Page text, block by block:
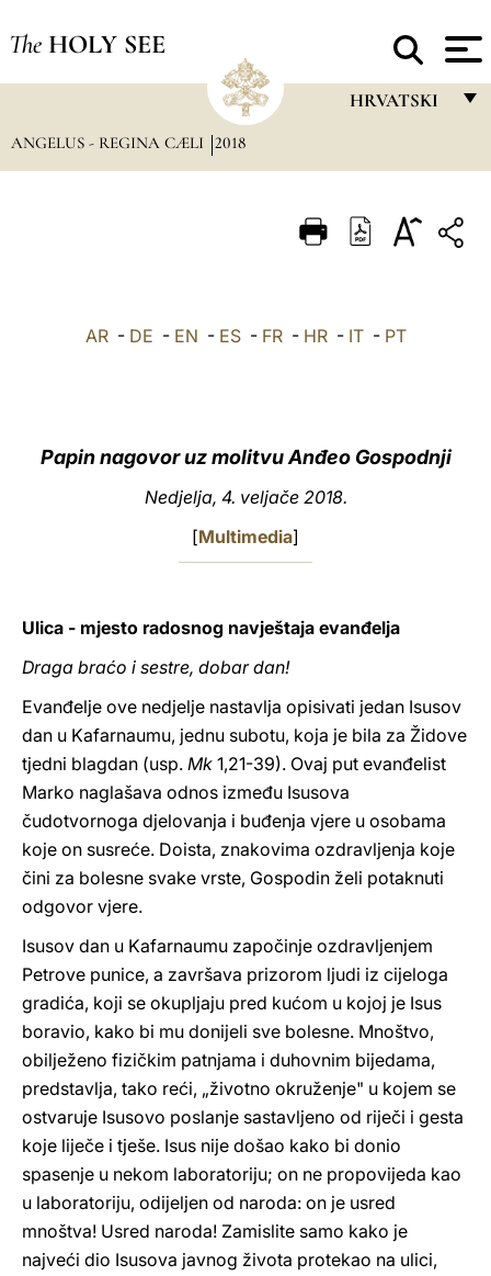
The HOLY SEE
HRVATSKI
ITALIANO
ANGELUS - REGINA CÆLI 2018
AR- DE - EN - ES- FR- HR- IT- PT
Papin nagovor uz molitvu Anđeo Gospodnji
Nedjelja, 4. veljače 2018.
[Multimedia]
Ulica - mjesto radosnog navještaja evanđelja
Draga braćo i sestre, dobar dan!
Evanđelje ove nedjelje nastavlja opisivati jedan Isusov
dan u Kafarnaumu, jednu subotu, koja je bila za Židove
tjedni blagdan (usp. Mk 1,21-39). Ovaj put evanđelist
Marko naglašava odnos između Isusova
čudotvornoga djelovanja i buđenja vjere u osobama
koje on susreće. Doista, znakovima ozdravljenja koje
čini za bolesne svake vrste, Gospodin želi potaknuti
odgovor vjere.
Isusov dan u Kafarnaumu započinje ozdravljenjem
Petrove punice, a završava prizorom ljudi iz cijeloga
gradića, koji se okupljaju pred kućom u kojoj je Isus
boravio, kako bi mu donijeli sve bolesne. Mnoštvo,
obilježeno fizičkim patnjama i duhovnim bijedama,
predstavlja, tako reći, „životno okruženje" u kojem se
ostvaruje Isusovo poslanje sastavljeno od riječi i gesta
koje liječe i tješe. Isus nije došao kako bi donio
spasenje u nekom laboratoriju; on ne propovijeda kao
u laboratoriju, odijeljen od naroda: on je usred
mnoštva! Usred naroda! Zamislite samo kako je
najveći dio Isusova javnog života protekao na ulici,